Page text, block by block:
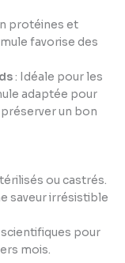
protéines et
favorise des
: Idéale pour les
adaptée pour
un bon
ou castrés.
saveur irrésistible
pour
mois.